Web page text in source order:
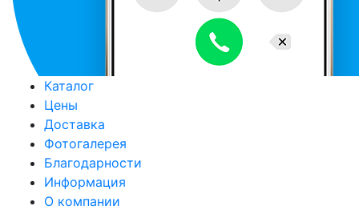
Каталог
Цены
Доставка
Фотогалерея
Благодарности
Информация
О компании